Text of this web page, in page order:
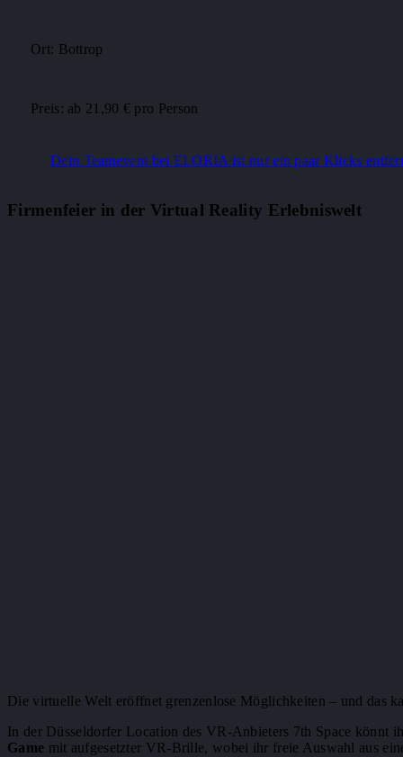
Ort: Bottrop
Preis: ab 21,90 € pro Person
Dein Teamevent bei ELORIA ist nur ein paar Klicks
Firmenfeier in der Virtual Reality Erlebniswelt
Die virtuelle Welt eröffnet grenzenlose Möglichkeiten – und das
In der Düsseldorfer Location des VR-Anbieters 7th Space könnt
Game mit aufgesetzter VR-Brille, wobei ihr freie Auswahl aus